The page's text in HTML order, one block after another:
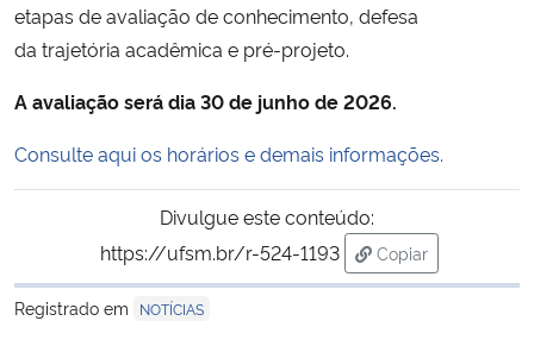
Ministério da Ciência, Tecnologia, Inovações e Comunicações
Ministério do Turismo
Ministério do Desenvolvimento Regional
etapas de avaliação de conhecimento, defesa
da trajetória acadêmica e pré-projeto.
A avaliação será dia 30 de junho de 2026.
Consulte aqui os horários e demais informações.
Divulgue este conteúdo:
https://ufsm.br/r-524-1193
Copiar
para área de
Registrado em
NOTÍCIAS